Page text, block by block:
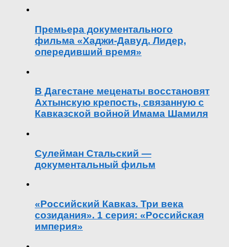
Премьера документального
фильма «Хаджи-Давуд. Лидер,
опередивший время»
В Дагестане меценаты восстановят
Ахтынскую крепость, связанную с
Кавказской войной Имама Шамиля
Сулейман Стальский —
документальный фильм
«Российский Кавказ. Три века
созидания». 1 серия: «Российская
империя»